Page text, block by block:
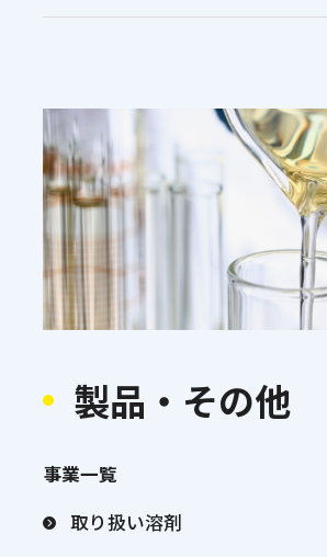
製品・その他
事業一覧
取り扱い溶剤